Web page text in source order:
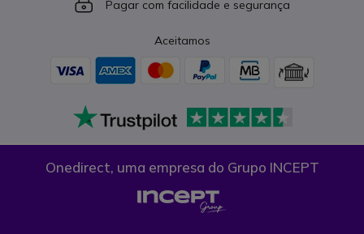
Pagar com facilidade e segurança
Aceitamos
Onedirect, uma empresa do Grupo INCEPT